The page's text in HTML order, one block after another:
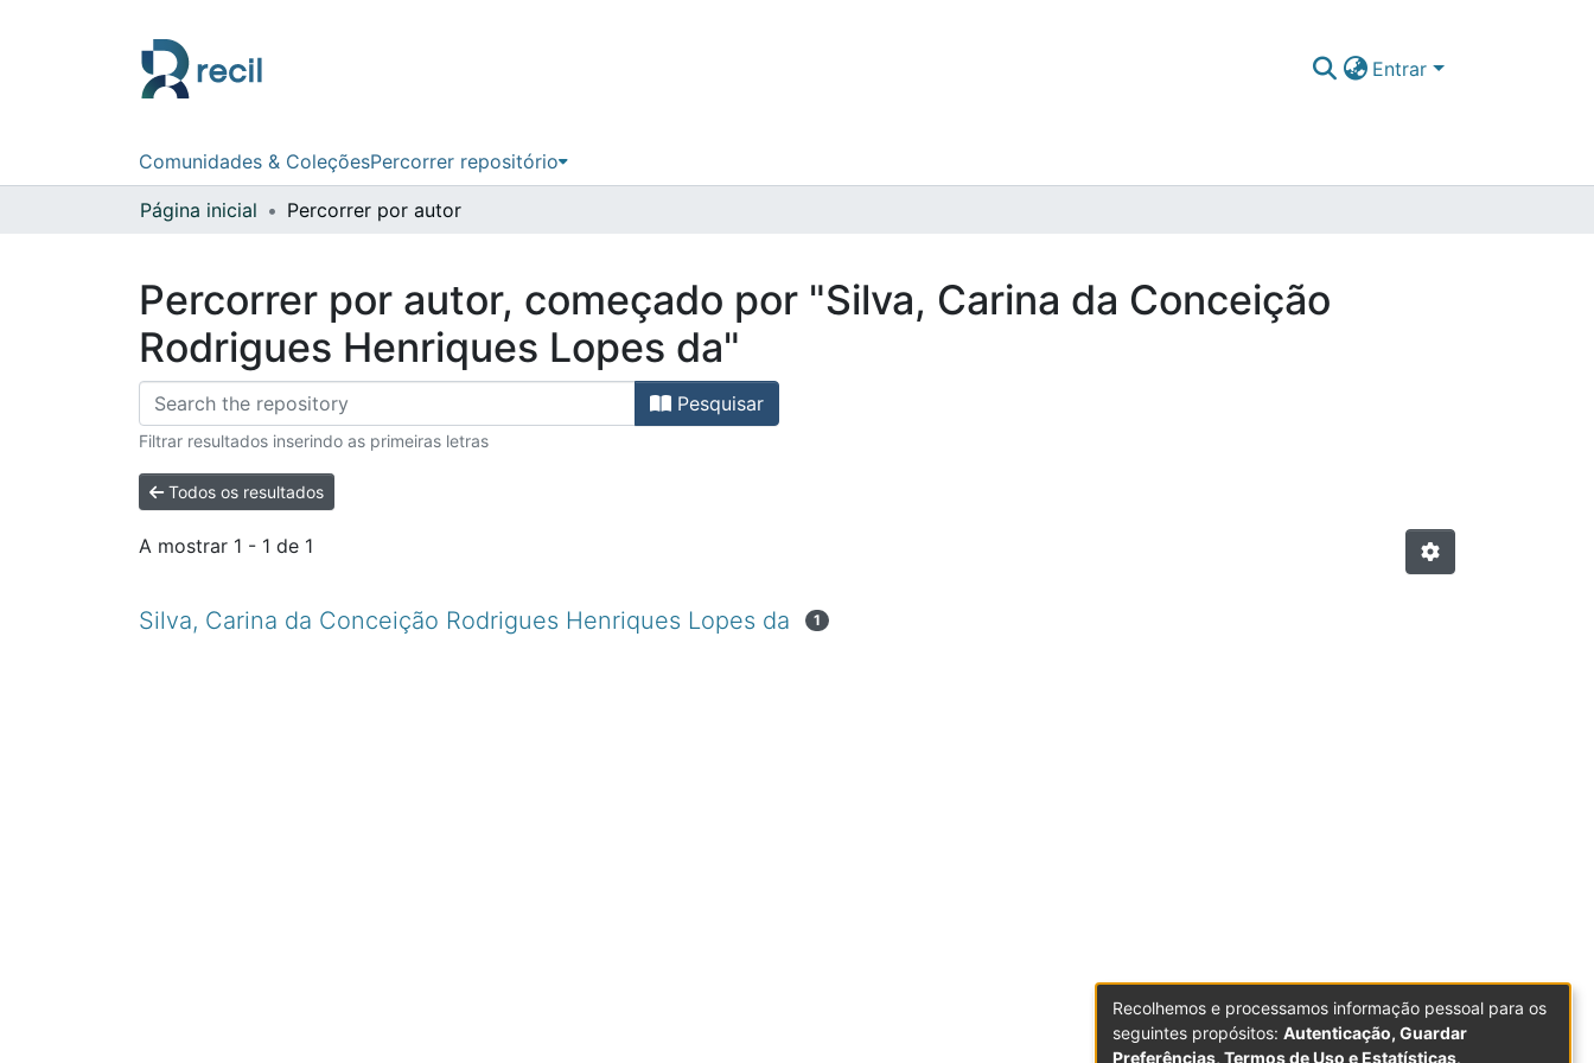
Entrar
Comunidades & ColeçõesPercorrer repositório
Página inicial Percorrer por autor
Percorrer por autor, começado por "Silva, Carina da Conceição
Rodrigues Henriques Lopes da"
Pesquisar
Filtrar resultados inserindo as primeiras letras
Todos os resultados
A mostrar 1 - 1 de 1
Silva, Carina da Conceição Rodrigues Henriques Lopes da 1
Recolhemos e processamos informação pessoal para os
seguintes propósitos: Autenticação, Guardar
Preferências, Termos de Uso e Estatísticas.